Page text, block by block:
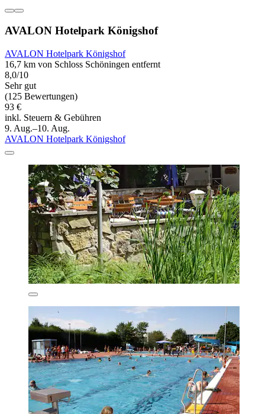
AVALON Hotelpark Königshof
AVALON Hotelpark Königshof
16,7 km von Schloss Schöningen entfernt
8,0/10
Sehr gut
(125 Bewertungen)
93 €
inkl. Steuern & Gebühren
9. Aug.–10. Aug.
AVALON Hotelpark Königshof